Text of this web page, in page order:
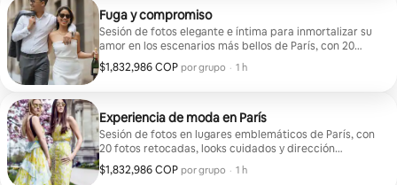
fotos para descargar a su elección.
Fuga y compromiso
Sesión de fotos elegante e íntima para inmortalizar su
amor en los escenarios más bellos de París, con 20
imágenes retocadas. Su propuesta de matrimonio o
celebración de compromiso inmortalizada en el
este momento único capturada por mi mirada
perspicaz.
$1,832,986 COP por grupo
$1,832,986 COP por grupo
, · 1 h
Experiencia de moda en París
Sesión de fotos en lugares emblemáticos de París, con
20 fotos retocadas, looks cuidados y dirección
artística a medida. Vive una auténtica experiencia de
moda en los decorados icónicos de París. Coaching de
$1,832,986 COP por grupo
$1,832,986 COP por grupo
, · 1 h